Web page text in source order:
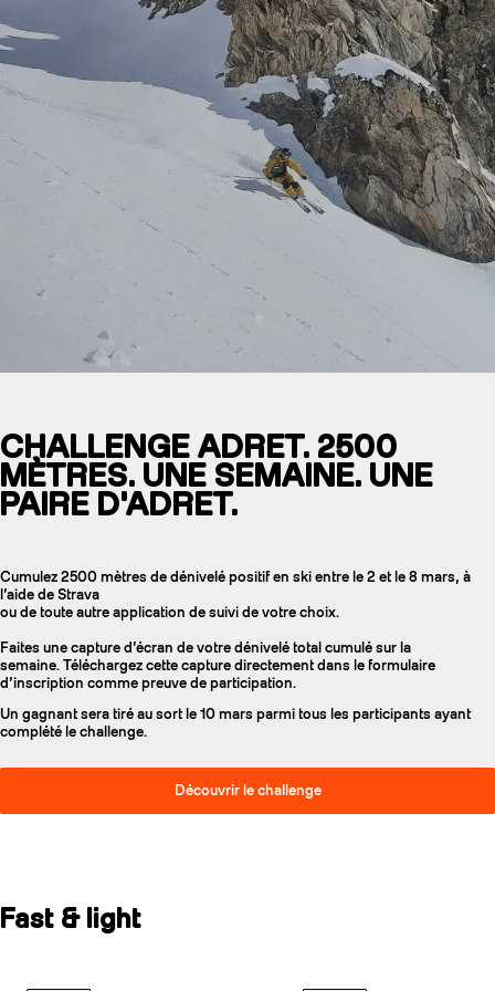
CHALLENGE ADRET. 2500
MÈTRES. UNE SEMAINE. UNE
PAIRE D'ADRET.
Cumulez 2500 mètres de dénivelé positif en ski entre le 2 et le 8 mars, à
l’aide de Strava
ou de toute autre application de suivi de votre choix.
Faites une capture d’écran de votre dénivelé total cumulé sur la
semaine. Téléchargez cette capture directement dans le formulaire
d’inscription comme preuve de participation.
Un gagnant sera tiré au sort le 10 mars parmi tous les participants ayant
complété le challenge.
Découvrir le challenge
Fast & light